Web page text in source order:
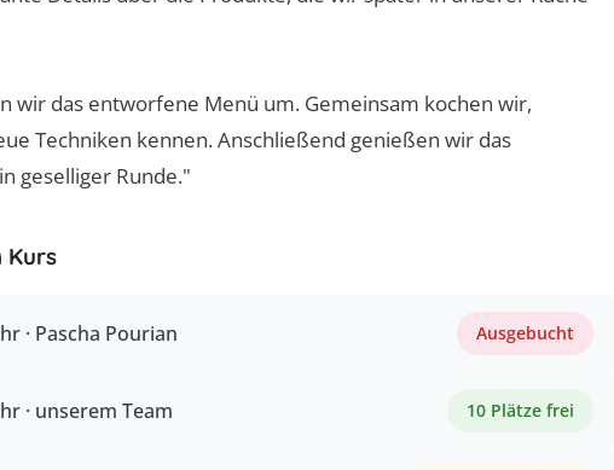
wir das entworfene Menü um. Gemeinsam kochen wir,
Techniken kennen. Anschließend genießen wir das
geselliger Runde."
Kurs
· Pascha Pourian Ausgebucht
· unserem Team 10 Plätze frei